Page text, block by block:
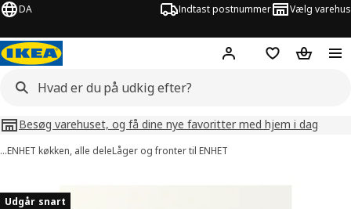
DA Indtast postnummer Vælg varehus
Hej! Log ind her
Huskeliste
Kurv
Besøg varehuset, og få dine nye favoritter med hjem i dag
…ENHET køkken, alle deleLåger og fronter til ENHET
over
Udgår snart